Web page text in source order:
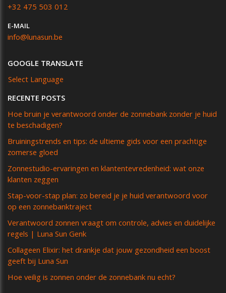
+32 475 503 012
E-MAIL
info@lunasun.be
GOOGLE TRANSLATE
Select Language
RECENTE POSTS
Hoe bruin je verantwoord onder de zonnebank zonder je huid
te beschadigen?
Bruiningstrends en tips: de ultieme gids voor een prachtige
zomerse gloed
Zonnestudio-ervaringen en klantentevredenheid: wat onze
klanten zeggen
Stap-voor-stap plan: zo bereid je je huid verantwoord voor
op een zonnebanktraject
Verantwoord zonnen vraagt om controle, advies en duidelijke
regels | Luna Sun Genk
Collageen Elixir: het drankje dat jouw gezondheid een boost
geeft bij Luna Sun
Hoe veilig is zonnen onder de zonnebank nu echt?